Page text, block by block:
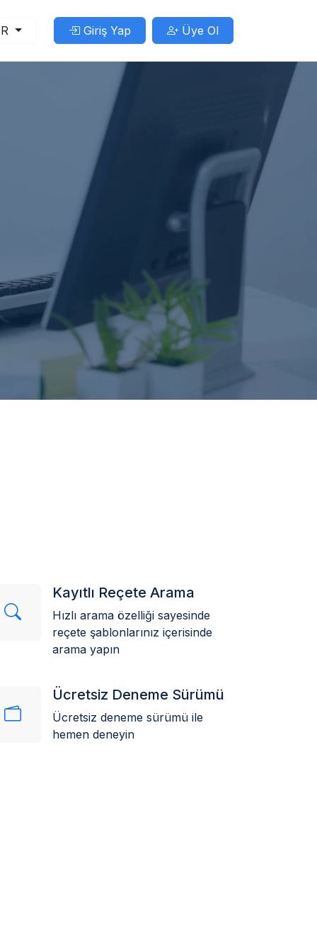
Giriş Yap Üye Ol
Kayıtlı Reçete Arama
Hızlı arama özelliği sayesinde
reçete şablonlarınız içerisinde
arama yapın
Ücretsiz Deneme Sürümü
Ücretsiz deneme sürümü ile
hemen deneyin